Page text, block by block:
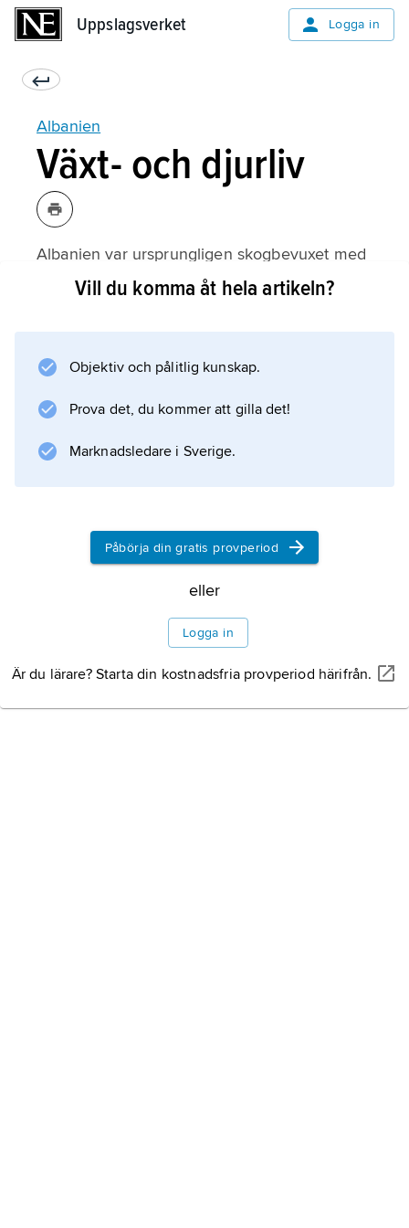
Uppslagsverket Logga in
Albanien
Växt- och djurliv
Albanien var ursprungligen skogbevuxet med
olika ekar, tallar, östlig avenbok och, på högre
arter högre växter, är en blandning av
mediterrana och centraleuropeiska element
Vill du komma åt hela artikeln?
Objektiv och pålitlig kunskap.
Prova det, du kommer att gilla det!
Marknadsledare i Sverige.
Påbörja din gratis provperiod
eller
Logga in
Är du lärare? Starta din kostnadsfria provperiod härifrån.